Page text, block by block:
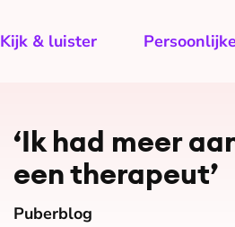
Kijk & luister
‘Ik had meer
een therapeut’
Puberblog